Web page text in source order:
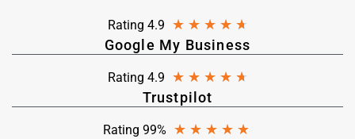
Rating 4.9 ★ ★ ★ ★ ★
Google My Business
Rating 4.9 ★ ★ ★ ★ ★
Trustpilot
Rating 99% ★ ★ ★ ★ ★